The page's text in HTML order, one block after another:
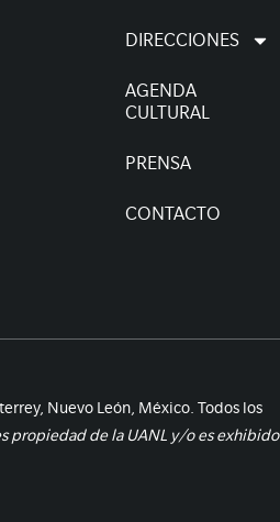
DIRECCIONES
AGENDA
CULTURAL
PRENSA
CONTACTO
Nuevo León, México. Todos los
propiedad de la UANL y/o es exhibido